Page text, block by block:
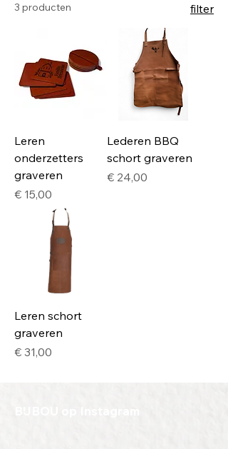
3 producten filter
Leren
onderzetters
graveren
Prijs
€ 15,00
Lederen BBQ
schort graveren
Prijs
€ 24,00
Leren schort
graveren
Prijs
€ 31,00